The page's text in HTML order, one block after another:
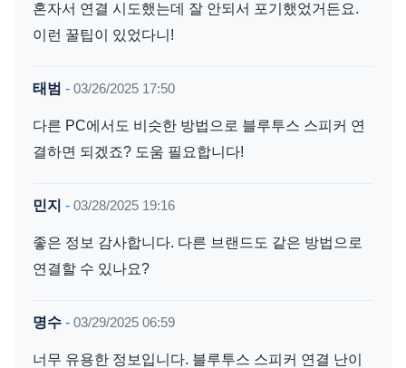
혼자서 연결 시도했는데 잘 안되서 포기했었거든요.
이런 꿀팁이 있었다니!
태범 - 03/26/2025 17:50
다른 PC에서도 비슷한 방법으로 블루투스 스피커 연
결하면 되겠죠? 도움 필요합니다!
민지 - 03/28/2025 19:16
좋은 정보 감사합니다. 다른 브랜드도 같은 방법으로
연결할 수 있나요?
명수 - 03/29/2025 06:59
너무 유용한 정보입니다. 블루투스 스피커 연결 난이